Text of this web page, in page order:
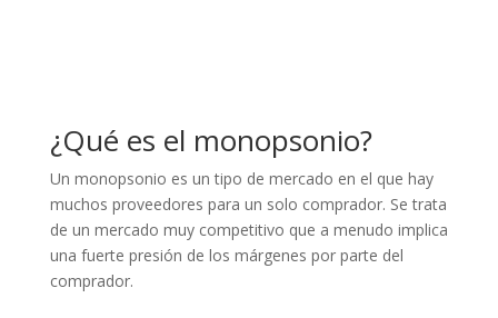
¿Qué es el monopsonio?
Un monopsonio es un tipo de mercado en el que hay
muchos proveedores para un solo comprador. Se trata
de un mercado muy competitivo que a menudo implica
una fuerte presión de los márgenes por parte del
comprador.